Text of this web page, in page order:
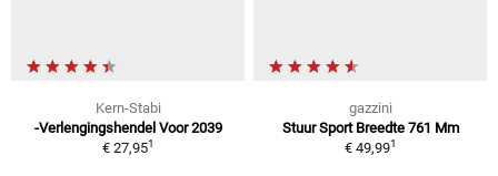
Kern-Stabi
-Verlengingshendel Voor 2039
€ 27,951
gazzini
Stuur Sport Breedte 761 Mm
€ 49,991